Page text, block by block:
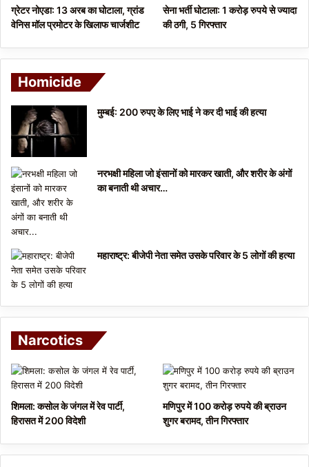
ग्रेटर नोएडा: 13 अरब का घोटाला, ग्रांड
वेनिस मॉल प्रमोटर के खिलाफ चार्जशीट
सेना भर्ती घोटाला: 1 करोड़ रुपये से ज्यादा
की ठगी, 5 गिरफ्तार
Homicide
मुम्बई: 200 रुपए के लिए भाई ने कर दी भाई की हत्या
नरभक्षी महिला जो इंसानों को मारकर खाती, और शरीर के अंगों
का बनाती थी अचार…
महाराष्ट्र: बीजेपी नेता समेत उसके परिवार के 5 लोगों की हत्या
Narcotics
शिमला: कसोल के जंगल में रेव पार्टी,
हिरासत में 200 विदेशी
मणिपुर में 100 करोड़ रुपये की ब्राउन
शुगर बरामद, तीन गिरफ्तार